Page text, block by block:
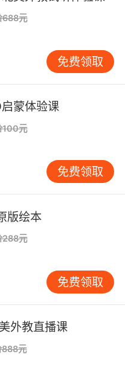
局
pregnancy.
test? I'm
no pregnancy
I'm on the pill.
药
688元
免费领取
蒙体验课
100元
免费领取
版绘本
288元
免费领取
外教直播课
888元